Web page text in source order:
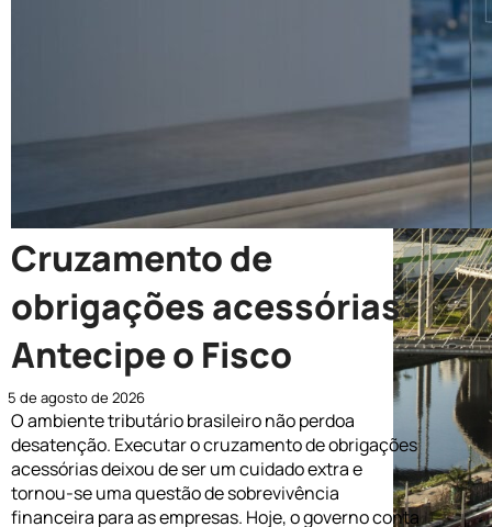
Cruzamento de
obrigações acessórias:
Antecipe o Fisco
5 de agosto de 2026
O ambiente tributário brasileiro não perdoa
desatenção. Executar o cruzamento de obrigações
acessórias deixou de ser um cuidado extra e
tornou-se uma questão de sobrevivência
financeira para as empresas. Hoje, o governo conta